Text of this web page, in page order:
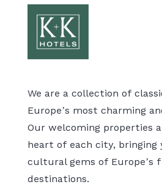
We are a collection of
Europe’s most charming
Our welcoming properties
heart of each city, bringing
cultural gems of Europe’s
destinations.